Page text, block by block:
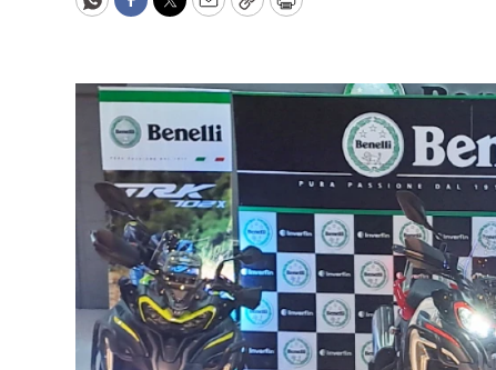
WhatsApp
Facebook
Twitter
EmailCopyPrint